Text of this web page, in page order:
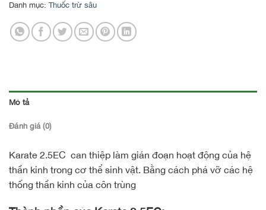
Danh mục: Thuốc trừ sâu
Mô tả
Đánh giá (0)
Karate 2.5EC can thiệp làm gián đoạn hoạt động của hệ
thần kinh trong cơ thể sinh vật. Bằng cách phá vỡ các hệ
thống thần kinh của côn trùng